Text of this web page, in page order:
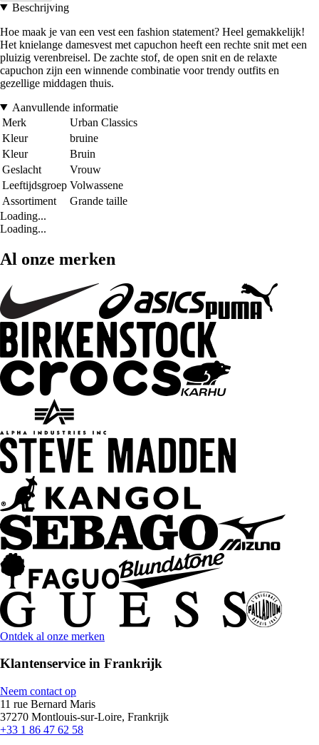
Beschrijving
Hoe maak je van een vest een fashion statement? Heel gemakkelijk!
Het knielange damesvest met capuchon heeft een rechte snit met een
pluizig verenbreisel. De zachte stof, de open snit en de relaxte
capuchon zijn een winnende combinatie voor trendy outfits en
gezellige middagen thuis.
Aanvullende informatie
Merk
Urban Classics
Kleur
bruine
Kleur
Bruin
Geslacht
Vrouw
Leeftijdsgroep Volwassene
Assortiment
Grande taille
Loading...
Loading...
Al onze merken
Ontdek al onze merken
Klantenservice in Frankrijk
Neem contact op
11 rue Bernard Maris
37270 Montlouis-sur-Loire, Frankrijk
+33 1 86 47 62 58